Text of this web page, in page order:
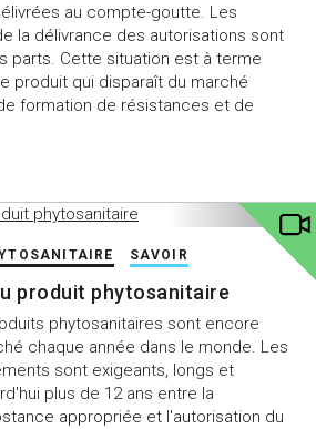
au compte-goutte. Les
la délivrance des autorisations sont
parts. Cette situation est à terme
produit qui disparaît du marché
formation de résistances et de
SAVOIR
produit phytosanitaire
phytosanitaires sont encore
chaque année dans le monde. Les
sont exigeants, longs et
plus de 12 ans entre la
appropriée et l'autorisation du